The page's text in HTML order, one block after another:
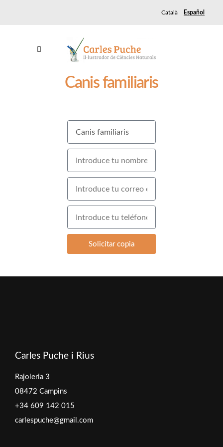
Català Español
Canis familiaris
Solicitar copia
Carles Puche i Rius
Rajoleria 3
08472 Campins
+34 609 142 015
carlespuche@gmail.com